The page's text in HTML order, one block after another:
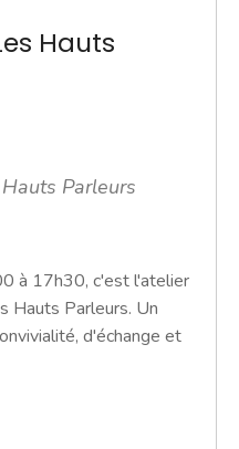
Hauts
Parleurs
à 17h30, c'est l'atelier
Hauts Parleurs. Un
d'échange et